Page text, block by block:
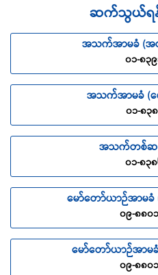
ဆက်သွယ်ရန်
အသက်အာမခံ (အ
၀၁-၈၃
အသက်အာမခံ (လျ
၀၁-၈၃
အသက်တစ်ဆင့်
၀၁-၈၃
မော်တော်ယာဉ်အာမ
၀၉-၈၈၀
မော်တော်ယာဉ်အာမခံ
၀၉-၈၈၀